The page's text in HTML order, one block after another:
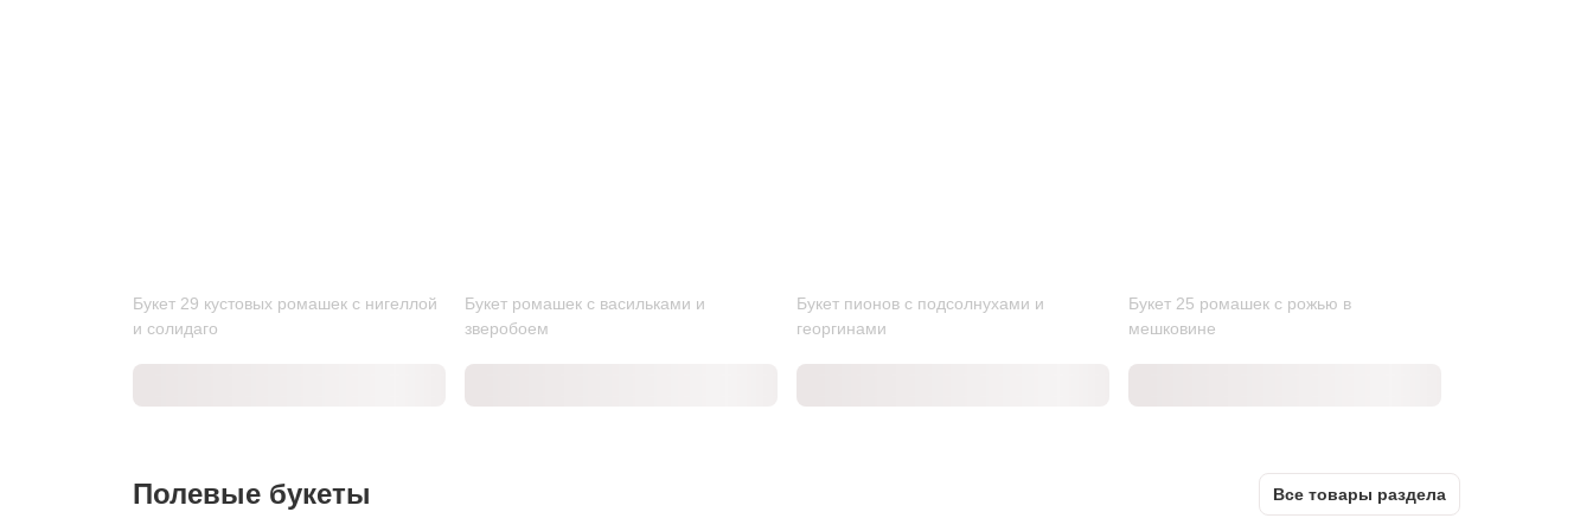
Букет 29 кустовых ромашек с нигеллой
и солидаго
Букет ромашек с васильками и
зверобоем
Букет пионов с подсолнухами и
георгинами
Букет 25 ромашек с рожью в
мешковине
Полевые букеты Все товары раздела